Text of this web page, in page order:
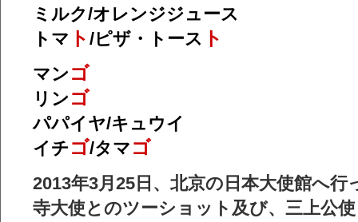
ミルク/オレンジジュース
トマ ト /ピザ・トース ト
マン ゴ
リン ゴ
パパイヤ/キュウイ
イチゴ/タマ ゴ
2013年3月25日、北京の日本大使館へ
寺大使とのツーショット及び、三上公